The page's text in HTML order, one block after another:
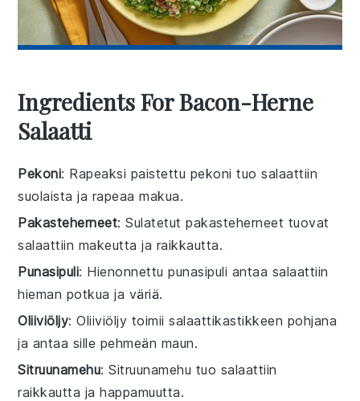
Ingredients For Bacon-Herne
Salaatti
Pekoni: Rapeaksi paistettu pekoni tuo salaattiin
suolaista ja rapeaa makua.
Pakasteherneet: Sulatetut pakasteherneet tuovat
salaattiin makeutta ja raikkautta.
Punasipuli: Hienonnettu punasipuli antaa salaattiin
hieman potkua ja väriä.
Oliiviöljy: Oliiviöljy toimii salaattikastikkeen pohjana
ja antaa sille pehmeän maun.
Sitruunamehu: Sitruunamehu tuo salaattiin
raikkautta ja happamuutta.